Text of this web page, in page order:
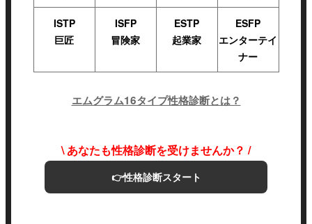
ISTP
巨匠
ISFP
冒険家
ESTP
起業家
ESFP
エンターテイ
ナー
エムグラム16タイプ性格診断とは？
\ あなたも性格診断を受けませんか？ /
👉性格診断スタート